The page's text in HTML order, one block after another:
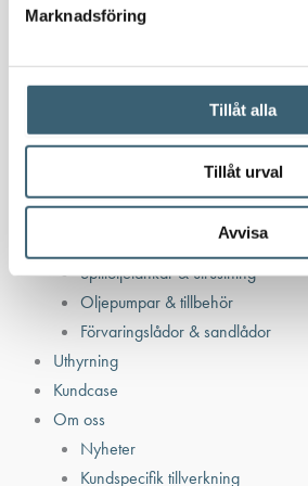
Marknadsföring
Tillåt alla
Tillåt urval
Avvisa
Bensintankar
Verkstad
Uppsamlingskärl för fat & IBC
Spilloljetankar & utrustning
Oljepumpar & tillbehör
Förvaringslådor & sandlådor
Uthyrning
Kundcase
Om oss
Nyheter
Kundspecifik tillverkning